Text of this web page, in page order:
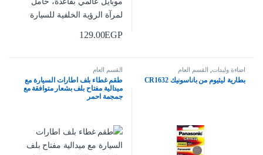
129.00EGP
اضاءة وليدات القسم العام
بطارية ليثيوم من باناسونيك CR1632
القسم العام
طقم غطاء بلف اطارات السيارة مع
ميدالية مفتاح بلف بشعار متوافقة مع
جمجمة احمر